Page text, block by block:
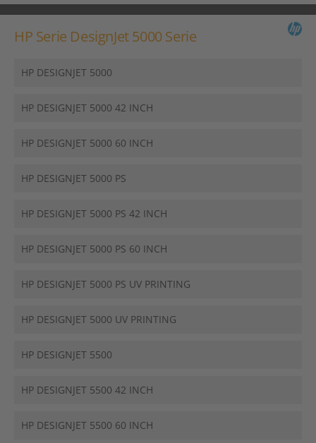
HP Serie DesignJet 5000 Serie
HP DESIGNJET 5000
HP DESIGNJET 5000 42 INCH
HP DESIGNJET 5000 60 INCH
HP DESIGNJET 5000 PS
HP DESIGNJET 5000 PS 42 INCH
HP DESIGNJET 5000 PS 60 INCH
HP DESIGNJET 5000 PS UV PRINTING
HP DESIGNJET 5000 UV PRINTING
HP DESIGNJET 5500
HP DESIGNJET 5500 42 INCH
HP DESIGNJET 5500 60 INCH